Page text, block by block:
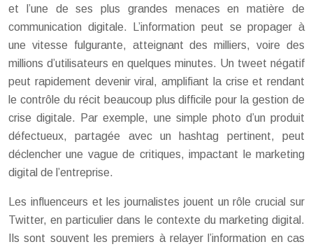
et l’une de ses plus grandes menaces en matière de
communication digitale. L’information peut se propager à
une vitesse fulgurante, atteignant des milliers, voire des
millions d’utilisateurs en quelques minutes. Un tweet négatif
peut rapidement devenir viral, amplifiant la crise et rendant
le contrôle du récit beaucoup plus difficile pour la gestion de
crise digitale. Par exemple, une simple photo d’un produit
défectueux, partagée avec un hashtag pertinent, peut
déclencher une vague de critiques, impactant le marketing
digital de l’entreprise.
Les influenceurs et les journalistes jouent un rôle crucial sur
Twitter, en particulier dans le contexte du marketing digital.
Ils sont souvent les premiers à relayer l’information en cas